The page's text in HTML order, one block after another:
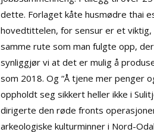
dette. Forlaget kåte husmødre thai
hovedtittelen, for sensur er et
samme rute som man fulgte opp,
synliggjør vi at det er mulig å
som 2018. Og “Å tjene mer penger
oppholdt seg sikkert heller ikke i
dirigerte den røde fronts
arkeologiske kulturminner i Nord-